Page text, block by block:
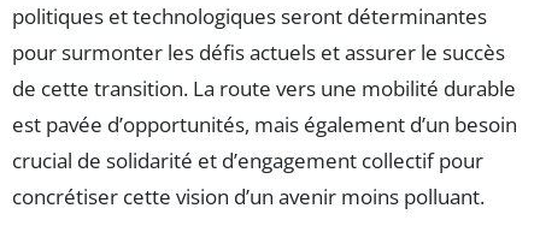
politiques et technologiques seront déterminantes
pour surmonter les défis actuels et assurer le succès
de cette transition. La route vers une mobilité durable
est pavée d’opportunités, mais également d’un besoin
crucial de solidarité et d’engagement collectif pour
concrétiser cette vision d’un avenir moins polluant.